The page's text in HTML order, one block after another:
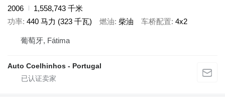
2006
1,558,743 千米
功率 440 马力 (323 千瓦) 燃油 柴油 车桥配置 4x2
葡萄牙, Fátima
Auto Coelhinhos - Portugal